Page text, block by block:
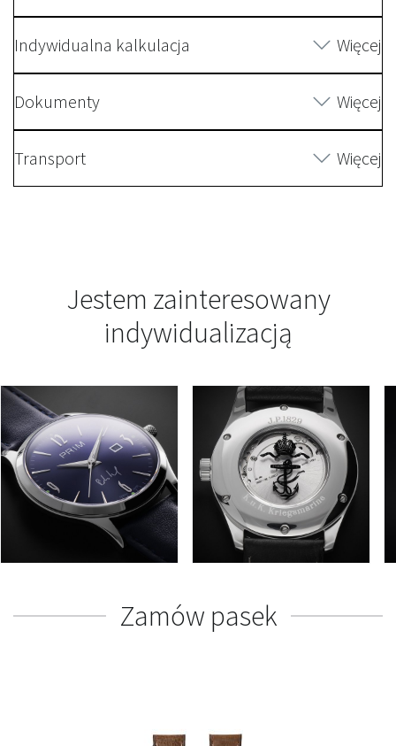
Indywidualna kalkulacja Więcej
Dokumenty Więcej
Transport Więcej
Jestem zainteresowany
indywidualizacją
Zamów pasek